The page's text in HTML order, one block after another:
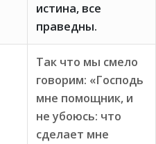
истина, все
праведны.
Так что мы смело
говорим: «Господь
мне помощник, и
не убоюсь: что
сделает мне